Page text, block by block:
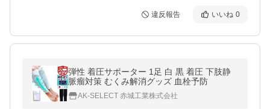
違反報告 いいね 0
弾性 着圧サポーター 1足 白 黒 着圧 下肢静
脈瘤対策 むくみ解消グッズ 血栓予防
AK-SELECT 赤城工業株式会社